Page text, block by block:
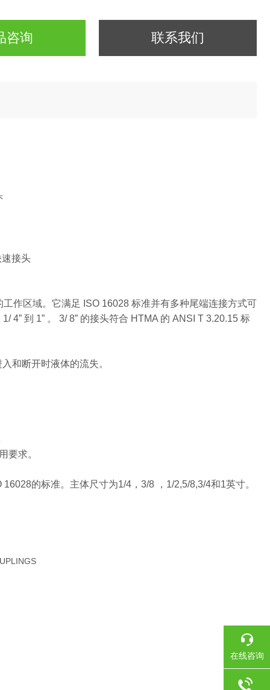
咨询 联系我们
接头
作区域。它满足 ISO 16028 标准并有多种尾端连接方式可
4” 到 1” 。 3/ 8” 的接头符合 HTMA 的 ANSI T 3.20.15 标
和断开时液体的流失。
要求。
的标准。主体尺寸为1/4，3/8 ，1/2,5/8,3/4和1英寸。
在线咨询